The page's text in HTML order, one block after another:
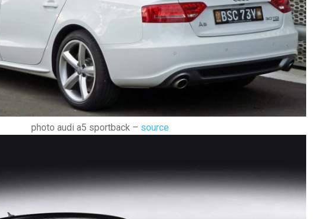
photo audi a5 sportback – source